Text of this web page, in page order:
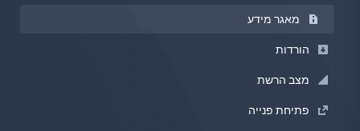
מאגר מידע
הורדות
מצב הרשת
פתיחת פנייה